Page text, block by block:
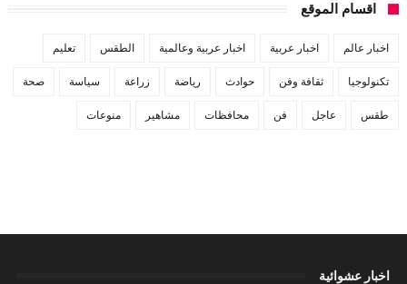
اقسام الموقع
اخبار عالم اخبار عربية اخبار عربية وعالمية الطقس تعليم
تكنولوجيا ثقافة وفن حوادث رياضة زراعة سياسة صحة
طقس عاجل فن محافظات مشاهير منوعات
اخبار عشوائية